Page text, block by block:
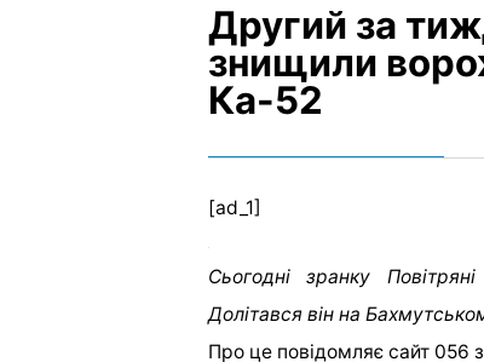
Другий за
знищили
Ка-52
[ad_1]
Сьогодні зранку
Долітався він на
Про це повідомляє сайт 056